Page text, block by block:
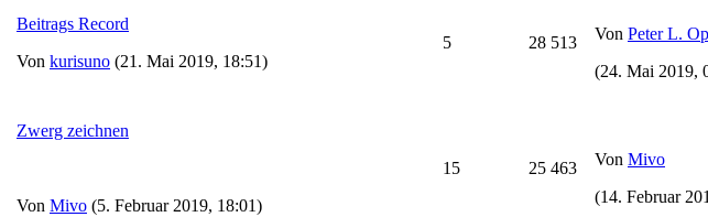
Beitrags Record
Von kurisuno (21. Mai 2019, 18:51)
5 28 513 Von Peter L.
(24. Mai 2019,
Zwerg zeichnen
Von Mivo (5. Februar 2019, 18:01)
15 25 463 Von Mivo
(14. Februar